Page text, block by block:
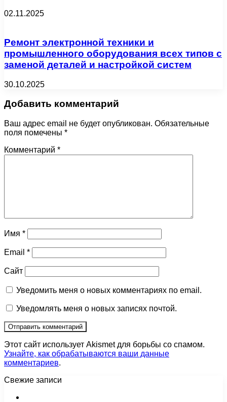
02.11.2025
Ремонт электронной техники и
промышленного оборудования всех типов с
заменой деталей и настройкой систем
30.10.2025
Добавить комментарий
Ваш адрес email не будет опубликован. Обязательные
поля помечены *
Комментарий *
Имя *
Email *
Сайт
Уведомить меня о новых комментариях по email.
Уведомлять меня о новых записях почтой.
Этот сайт использует Akismet для борьбы со спамом.
Узнайте, как обрабатываются ваши данные
комментариев.
Свежие записи